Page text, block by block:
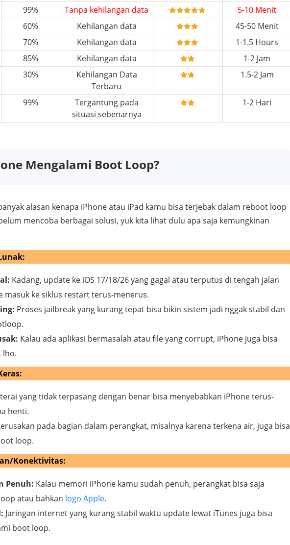
99% Tanpa kehilangan data
5-10 Menit
60% Kehilangan data
45-50 Menit
70% Kehilangan data
1-1.5 Hours
85% Kehilangan data
1-2 Jam
30%
Kehilangan Data
Terbaru
1.5-2 Jam
99%
Tergantung pada
situasi sebenarnya
1-2 Hari
Mengalami Boot Loop?
alasan kenapa iPhone atau iPad kamu bisa terjebak dalam reboot loop
mencoba berbagai solusi, yuk kita lihat dulu apa saja kemungkinan
Kadang, update ke iOS 17/18/26 yang gagal atau terputus di tengah jalan
masuk ke siklus restart terus-menerus.
Proses jailbreak yang kurang tepat bisa bikin sistem jadi nggak stabil dan
Kalau ada aplikasi bermasalah atau file yang corrupt, iPhone juga bisa
lho.
yang tidak terpasang dengan benar bisa menyebabkan iPhone terus-
henti.
pada bagian dalam perangkat, misalnya karena terkena air, juga bisa
loop.
Konektivitas:
Penuh: Kalau memori iPhone kamu sudah penuh, perangkat bisa saja
atau bahkan logo Apple.
Jaringan internet yang kurang stabil waktu update lewat iTunes juga bisa
boot loop.